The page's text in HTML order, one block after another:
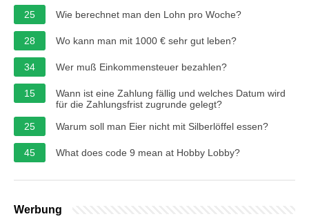
25
Wie berechnet man den Lohn pro Woche?
28 Wo kann man mit 1000 € sehr gut leben?
34 Wer muß Einkommensteuer bezahlen?
15
Wann ist eine Zahlung fällig und welches Datum wird
für die Zahlungsfrist zugrunde gelegt?
25
Warum soll man Eier nicht mit Silberlöffel essen?
45 What does code 9 mean at Hobby Lobby?
Werbung